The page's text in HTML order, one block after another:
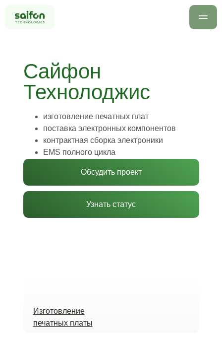
Сайфон
Технолоджис
изготовление печатных плат
поставка электронных компонентов
контрактная сборка электроники
EMS полного цикла
Изготовление
печатных платы
Обсудить проект
Узнать статус